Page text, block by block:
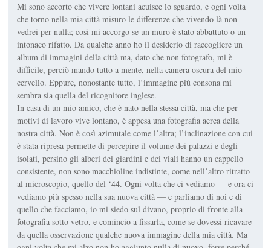
Mi sono accorto che vivere lontani acuisce lo sguardo, e ogni volta
che torno nella mia città misuro le differenze che vivendo là non
vedrei per nulla; così mi accorgo se un muro è stato abbattuto o un
intonaco rifatto. Da qualche anno ho il desiderio di raccogliere un
album di immagini della città ma, dato che non fotografo, mi è
difficile, perciò mando tutto a mente, nella camera oscura del mio
cervello. Eppure, nonostante tutto, l’immagine più consona mi
sembra sia quella del ricognitore inglese.
In casa di un mio amico, che è nato nella stessa città, ma che per
motivi di lavoro vive lontano, è appesa una fotografia aerea della
nostra città. Non è così azimutale come l’altra; l’inclinazione con cui
è stata ripresa permette di percepire il volume dei palazzi e degli
isolati, persino gli alberi dei giardini e dei viali hanno un cappello
consistente, non sono macchioline indistinte, come nell’altro ritratto
al microscopio, quello del ‘44. Ogni volta che ci vediamo — e ora ci
vediamo più spesso nella sua nuova città — e parliamo di noi e di
quello che facciamo, io mi siedo sul divano, proprio di fronte alla
fotografia sotto vetro, e comincio a fissarla, come se dovessi ricavare
da quella osservazione qualche nuova immagine della mia città. Ma